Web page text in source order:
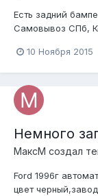
Есть задний
Самовывоз СПб,
10 Ноября 2015
Немного
МаксМ создал
Ford 1996г
цвет